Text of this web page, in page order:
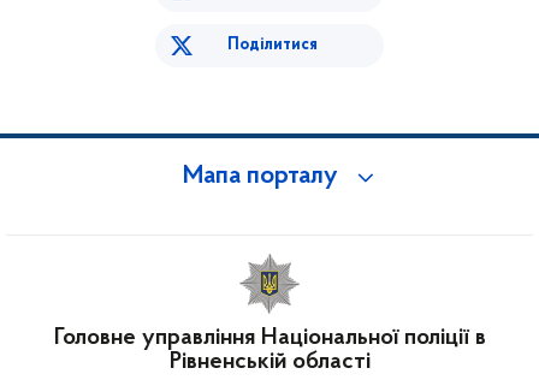
Поділитися
Мапа порталу
Головне управління Національної поліції в
Рівненській області